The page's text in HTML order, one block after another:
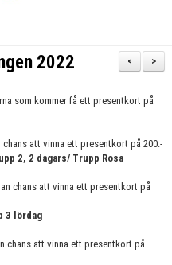
>
<
2022
som kommer få ett presentkort på
att vinna ett presentkort på 200:-
2, 2 dagars/ Trupp Rosa
chans att vinna ett presentkort på
3 lördag
chans att vinna ett presentkort på